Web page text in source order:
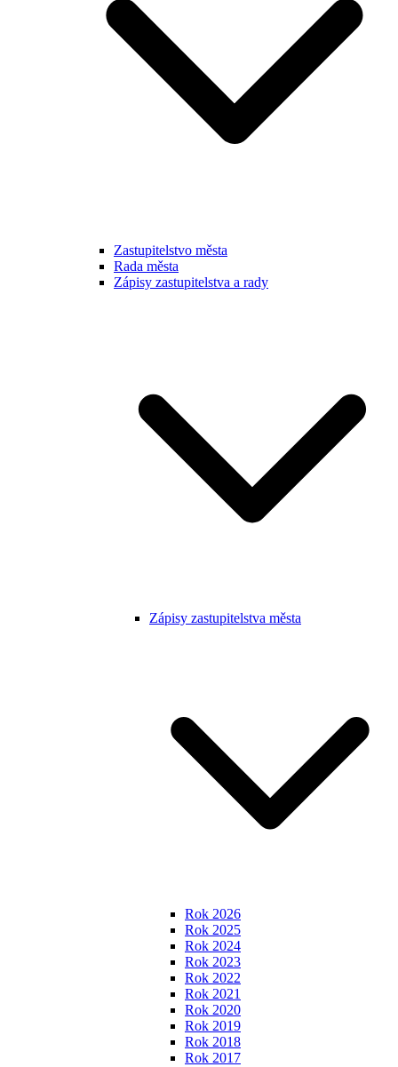
Zastupitelstvo města
Rada města
Zápisy zastupitelstva a rady
Zápisy zastupitelstva města
Rok 2026
Rok 2025
Rok 2024
Rok 2023
Rok 2022
Rok 2021
Rok 2020
Rok 2019
Rok 2018
Rok 2017